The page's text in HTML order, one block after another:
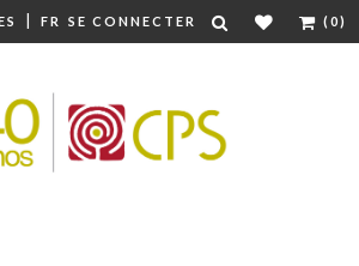
| FR SE CONNECTER (0)